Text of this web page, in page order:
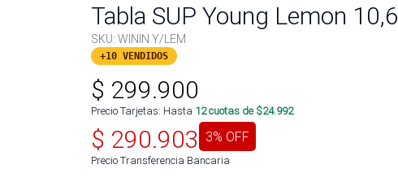
Tabla SUP Young Lemon 10,6
SKU: WININ Y/LEM
+10 VENDIDOS
$ 299.900
Precio Tarjetas: Hasta 12cuotas de $24.992
$ 290.903 3% OFF
Precio Transferencia Bancaria